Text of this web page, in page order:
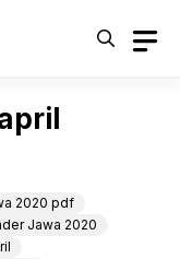
2020 pdf
Jawa 2020